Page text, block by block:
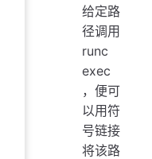
给定路
径调用
runc
exec
，便可
以用符
号链接
将该路